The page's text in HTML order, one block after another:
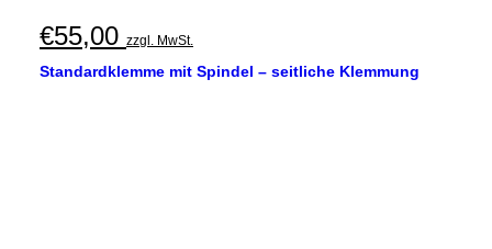
€55,00 zzgl. MwSt.
Standardklemme mit Spindel – seitliche Klemmung